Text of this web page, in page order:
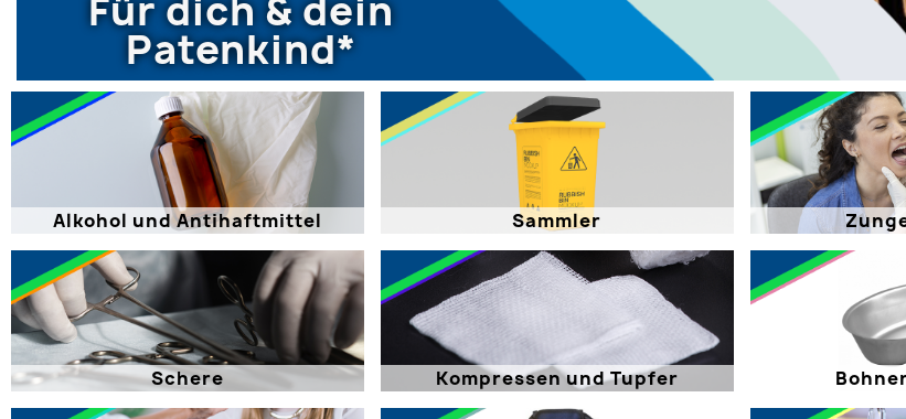
Für dich & dein
Patenkind*
Alkohol und Antihaftmittel Sammler
Schere Kompressen und Tupfer